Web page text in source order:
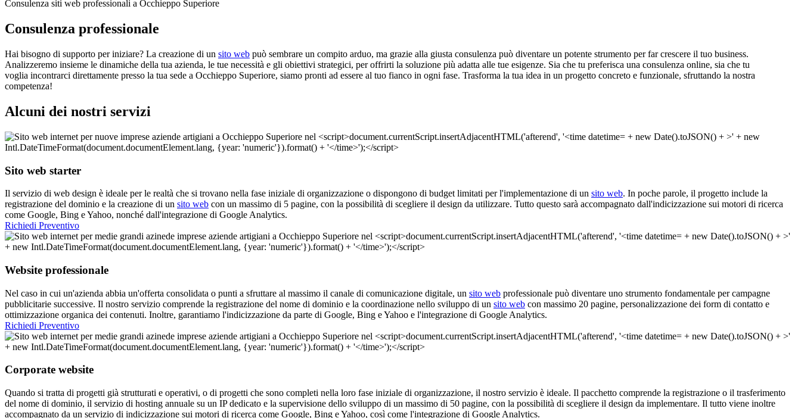
Consulenza siti web professionali a Occhieppo Superiore
Consulenza professionale
Hai bisogno di supporto per iniziare? La creazione di un sito web può sembrare un compito arduo, ma grazie alla giusta consulenza può diventare un potente strumento per far crescere il tuo business.
Analizzeremo insieme le dinamiche della tua azienda, le tue necessità e gli obiettivi strategici, per offrirti la soluzione più adatta alle tue esigenze. Sia che tu preferisca una consulenza online, sia che tu
voglia incontrarci direttamente presso la tua sede a Occhieppo Superiore, siamo pronti ad essere al tuo fianco in ogni fase. Trasforma la tua idea in un progetto concreto e funzionale, sfruttando la nostra
competenza!
Alcuni dei nostri servizi
Sito web starter
Il servizio di web design è ideale per le realtà che si trovano nella fase iniziale di organizzazione o dispongono di budget limitati per l'implementazione di un sito web. In poche parole, il progetto include la
registrazione del dominio e la creazione di un sito web con un massimo di 5 pagine, con la possibilità di scegliere il design da utilizzare. Tutto questo sarà accompagnato dall'indicizzazione sui motori di ricerca
come Google, Bing e Yahoo, nonché dall'integrazione di Google Analytics.
Richiedi Preventivo
Website professionale
Nel caso in cui un'azienda abbia un'offerta consolidata o punti a sfruttare al massimo il canale di comunicazione digitale, un sito web professionale può diventare uno strumento fondamentale per campagne
pubblicitarie successive. Il nostro servizio comprende la registrazione del nome di dominio e la coordinazione nello sviluppo di un sito web con massimo 20 pagine, personalizzazione dei form di contatto e
ottimizzazione organica dei contenuti. Inoltre, garantiamo l'indicizzazione da parte di Google, Bing e Yahoo e l'integrazione di Google Analytics.
Richiedi Preventivo
Corporate website
Quando si tratta di progetti già strutturati e operativi, o di progetti che sono completi nella loro fase iniziale di organizzazione, il nostro servizio è ideale. Il pacchetto comprende la registrazione o il trasferimento
del nome di dominio, il servizio di hosting annuale su un IP dedicato e la supervisione dello sviluppo di un massimo di 50 pagine, con la possibilità di scegliere il design da implementare. Il tutto viene inoltre
accompagnato da un servizio di indicizzazione sui motori di ricerca come Google, Bing e Yahoo, così come l'integrazione di Google Analytics.